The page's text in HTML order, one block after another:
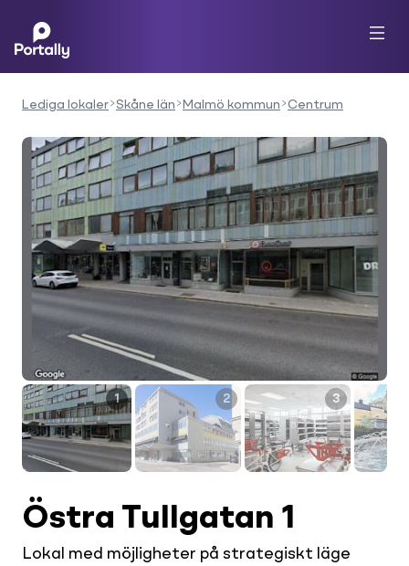
Lediga lokaler Skåne län Malmö kommun Centrum
1 2 3
Östra Tullgatan 1
Lokal med möjligheter på strategiskt läge